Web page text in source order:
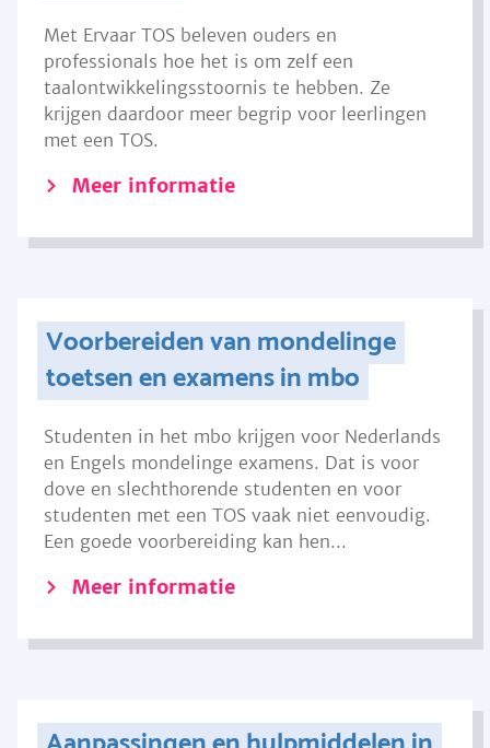
Met Ervaar TOS beleven ouders en
professionals hoe het is om zelf een
taalontwikkelingsstoornis te hebben. Ze
krijgen daardoor meer begrip voor leerlingen
met een TOS.
Meer informatie
Voorbereiden van mondelinge
toetsen en examens in mbo
Studenten in het mbo krijgen voor Nederlands
en Engels mondelinge examens. Dat is voor
dove en slechthorende studenten en voor
studenten met een TOS vaak niet eenvoudig.
Een goede voorbereiding kan hen...
Meer informatie